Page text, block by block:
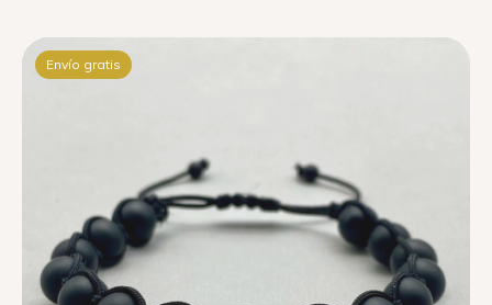
Envío gratis